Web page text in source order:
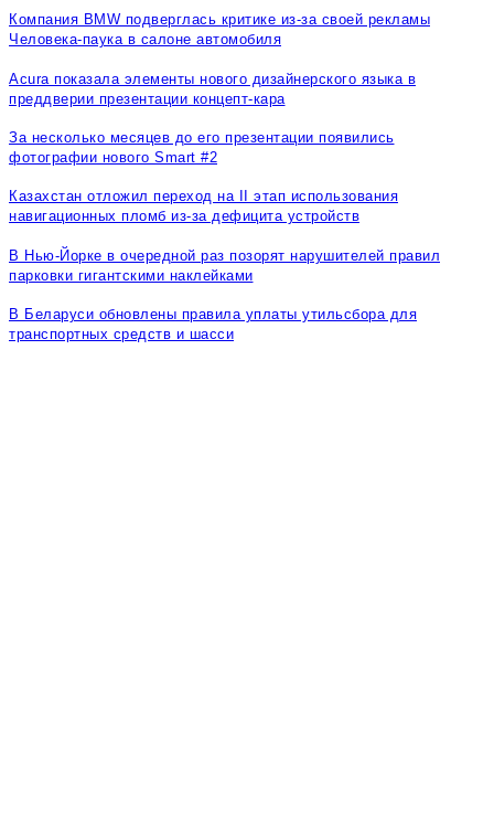
Компания BMW подверглась критике из-за своей рекламы
Человека-паука в салоне автомобиля
Acura показала элементы нового дизайнерского языка в
преддверии презентации концепт-кара
За несколько месяцев до его презентации появились
фотографии нового Smart #2
Казахстан отложил переход на II этап использования
навигационных пломб из-за дефицита устройств
В Нью-Йорке в очередной раз позорят нарушителей правил
парковки гигантскими наклейками
В Беларуси обновлены правила уплаты утильсбора для
транспортных средств и шасси